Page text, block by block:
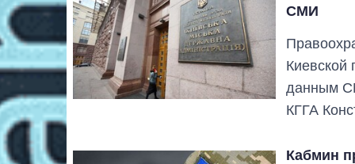
СМИ
Киевской
данным
КГГА
Кабмин